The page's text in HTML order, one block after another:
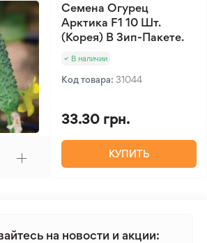
Семена Огурец
Арктика F1 10 Шт.
(Корея) В Зип-Пакете.
В наличии
Код товара: 31044
33.30 грн.
КУПИТЬ
на новости и акции: